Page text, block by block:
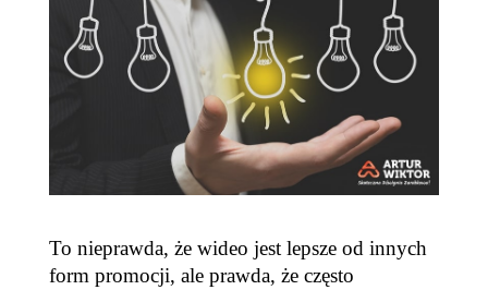
To nieprawda, że wideo jest lepsze od innych
form promocji, ale prawda, że często